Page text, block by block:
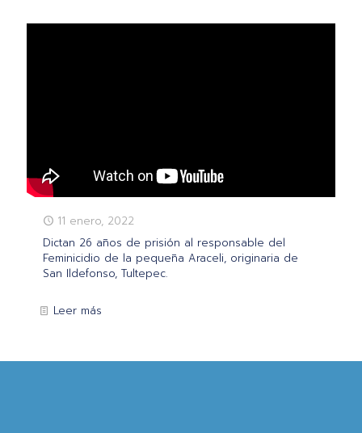
11 enero, 2022
Dictan 26 años de prisión al responsable del
Feminicidio de la pequeña Araceli, originaria de
San Ildefonso, Tultepec.
Leer más